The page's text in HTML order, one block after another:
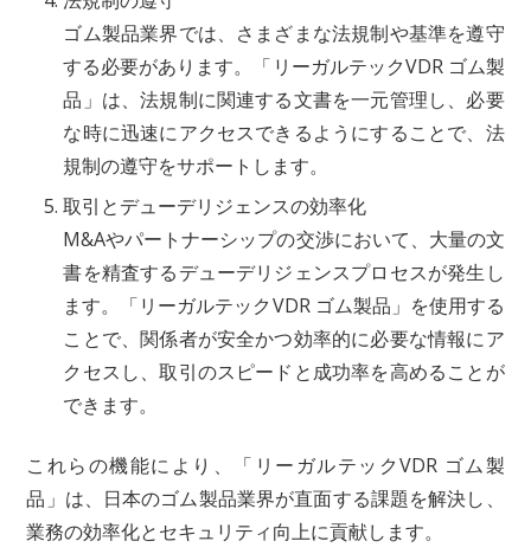
ゴム製品業界では、さまざまな法規制や基準を遵守
する必要があります。「リーガルテックVDR ゴム製
品」は、法規制に関連する文書を一元管理し、必要
な時に迅速にアクセスできるようにすることで、法
規制の遵守をサポートします。
取引とデューデリジェンスの効率化
M&Aやパートナーシップの交渉において、大量の文
書を精査するデューデリジェンスプロセスが発生し
ます。「リーガルテックVDR ゴム製品」を使用する
ことで、関係者が安全かつ効率的に必要な情報にア
クセスし、取引のスピードと成功率を高めることが
できます。
これらの機能により、「リーガルテックVDR ゴム製
品」は、日本のゴム製品業界が直面する課題を解決し、
業務の効率化とセキュリティ向上に貢献します。